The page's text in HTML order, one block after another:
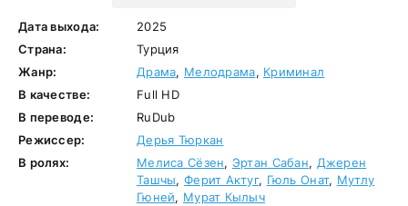
Дата выхода:
2025
Страна:
Турция
Жанр:
Драма, Мелодрама, Криминал
В качестве:
Full HD
В переводе:
RuDub
Режиссер:
Дерья Тюркан
В ролях:
Мелиса Сёзен, Эртан Сабан, Джерен
Ташчы, Ферит Актуг, Гюль Онат, Мутлу
Гюней, Мурат Кылыч